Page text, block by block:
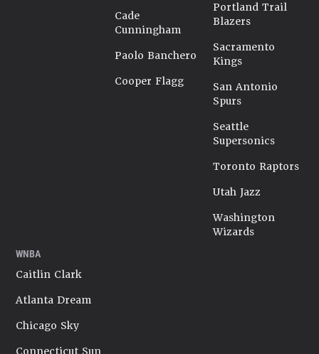
Cade
Cunningham
Paolo Banchero
Cooper Flagg
Portland Trail
Blazers
Sacramento
Kings
San Antonio
Spurs
Seattle
Supersonics
Toronto Raptors
Utah Jazz
Washington
Wizards
WNBA
Caitlin Clark
Atlanta Dream
Chicago Sky
Connecticut Sun